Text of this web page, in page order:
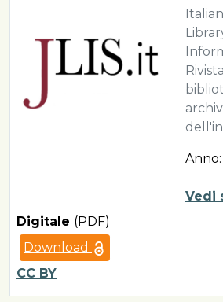
Vedi
Digitale (PDF)
Download
CC BY